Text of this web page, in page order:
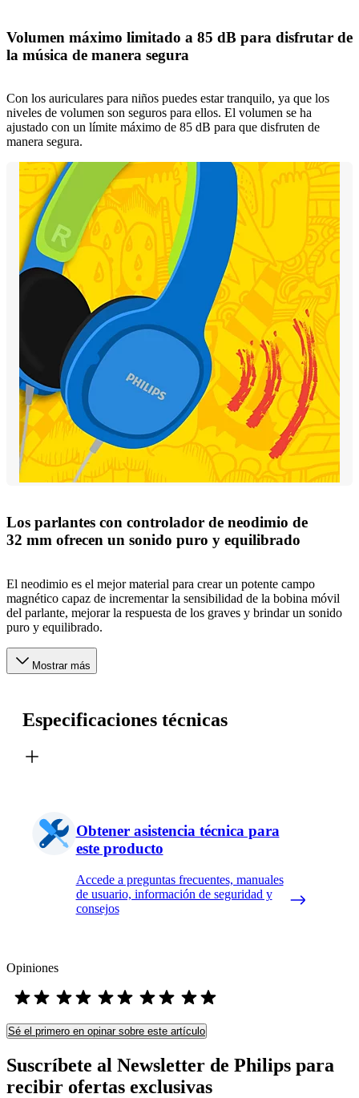
Volumen máximo limitado a 85 dB para disfrutar de
la música de manera segura
Con los auriculares para niños puedes estar tranquilo, ya que los
niveles de volumen son seguros para ellos. El volumen se ha
ajustado con un límite máximo de 85 dB para que disfruten de
manera segura.
Los parlantes con controlador de neodimio de
32 mm ofrecen un sonido puro y equilibrado
El neodimio es el mejor material para crear un potente campo
magnético capaz de incrementar la sensibilidad de la bobina móvil
del parlante, mejorar la respuesta de los graves y brindar un sonido
puro y equilibrado.
Mostrar más
Especificaciones técnicas
Obtener asistencia técnica para
este producto
Accede a preguntas frecuentes, manuales
de usuario, información de seguridad y
consejos
Opiniones
Sé el primero en opinar sobre este artículo
Suscríbete al Newsletter de Philips para
recibir ofertas exclusivas